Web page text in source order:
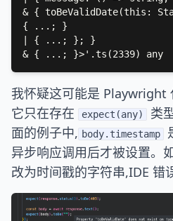
我怀疑这可能是 Playwright
它只在存在
expect(any)
类
面的例子中, body.timestamp
异步响应调用后才被设置。
改为时间戳的字符串,IDE 错